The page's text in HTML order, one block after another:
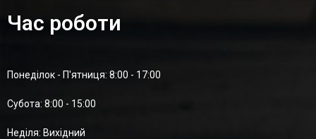
Час роботи
Понеділок - П'ятниця: 8:00 - 17:00
Суботa: 8:00 - 15:00
Неділя: Вихідний